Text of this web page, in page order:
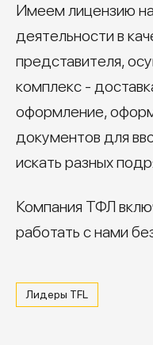
Имеем лицензию
деятельности в
представителя,
комплекс -
оформление,
документов для
искать разных
Компания ТФЛ
работать с нами
Лидеры TFL